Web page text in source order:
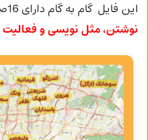
این فایل گام به گام دارای 16صفحه وشامل
نوشتن، مثل نویسی و فعالیت